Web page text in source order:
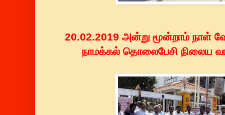
20.02.2019 அன்று மூன்றாம் நாள்
நாமக்கல் தொலைபேசி நிலைய